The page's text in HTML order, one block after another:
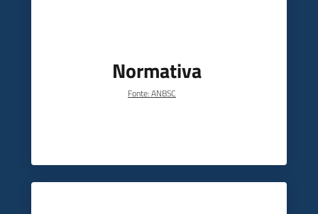
Servizi
Normativa
Fonte: ANBSC